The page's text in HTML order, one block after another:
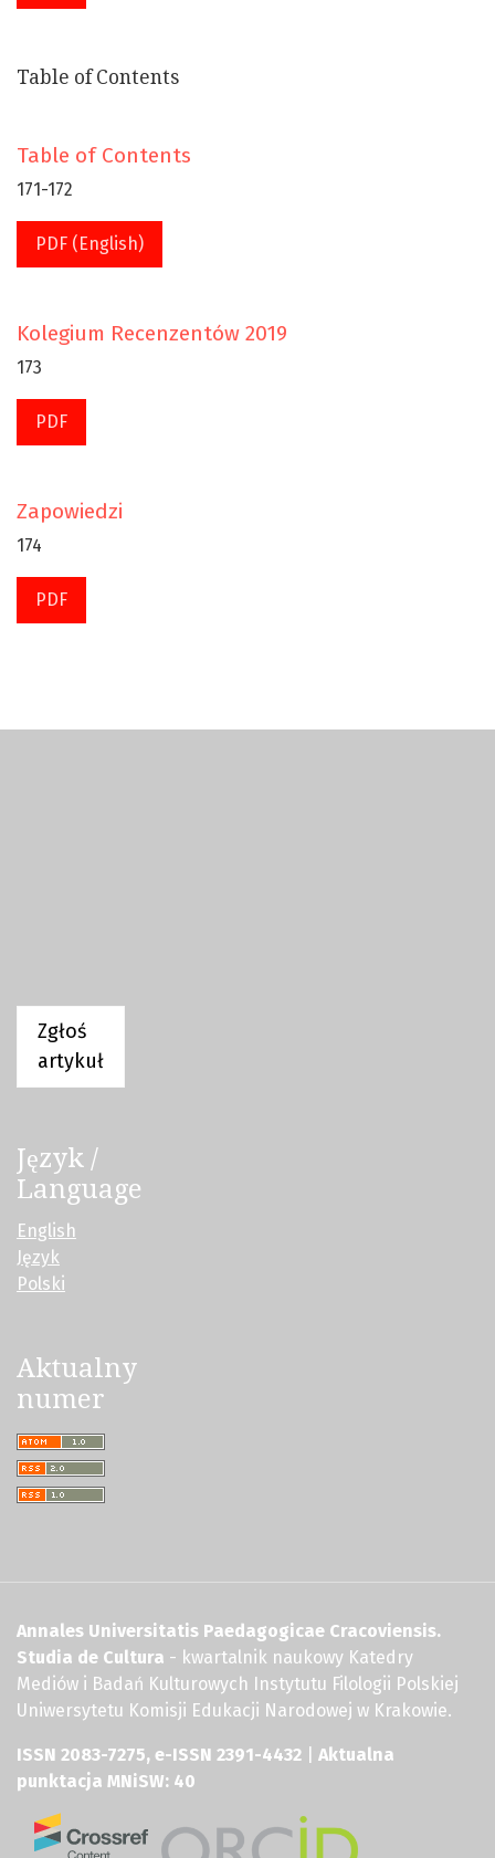
Table of Contents
Table of Contents
171-172
PDF (English)
Kolegium Recenzentów 2019
173
PDF
Zapowiedzi
174
PDF
Zgłoś
artykuł
Język /
Language
English
Język
Polski
Aktualny
numer
Annales Universitatis Paedagogicae Cracoviensis.
Studia de Cultura - kwartalnik naukowy Katedry
Mediów i Badań Kulturowych Instytutu Filologii Polskiej
Uniwersytetu Komisji Edukacji Narodowej w Krakowie.
ISSN 2083-7275, e-ISSN 2391-4432
Aktualna
punktacja MNiSW: 40